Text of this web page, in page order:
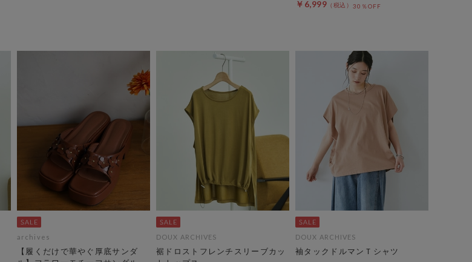
￥6,999 30％OFF
archives
【履くだけで華やぐ厚底サンダ
DOUX ARCHIVES
裾ドロストフレンチスリーブカッ
DOUX ARCHIVES
袖タックドルマンＴシャツ